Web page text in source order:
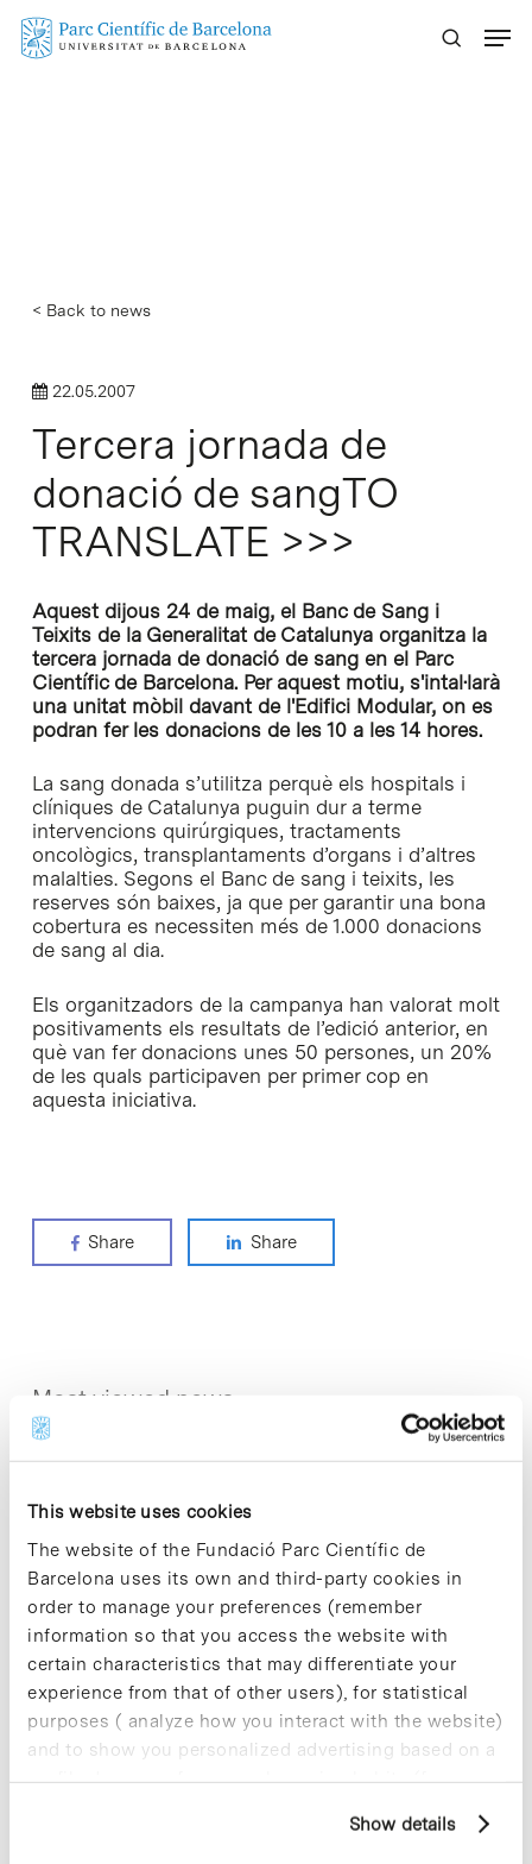
This website uses cookies
The website of the Fundació Parc Científic de
Barcelona uses its own and third-party cookies in
order to manage your preferences (remember
information so that you access the website with
certain characteristics that may differentiate your
experience from that of other users), for statistical
purposes ( analyze how you interact with the website)
and to show you personalized advertising based on a
profile drawn up from your browsing habits (for
cookies, you can consult the website's Cookie Policy.
Show details
Skip
< Back to news
22.05.2007
Tercera jornada de
donació de sangTO
TRANSLATE >>>
Aquest dijous 24 de maig, el Banc de Sang i
Teixits de la Generalitat de Catalunya organitza la
tercera jornada de donació de sang en el Parc
Científic de Barcelona. Per aquest motiu, s'intal·larà
una unitat mòbil davant de l'Edifici Modular, on es
podran fer les donacions de les 10 a les 14 hores.
La sang donada s’utilitza perquè els hospitals i
clíniques de Catalunya puguin dur a terme
intervencions quirúrgiques, tractaments
oncològics, transplantaments d’organs i d’altres
malalties. Segons el Banc de sang i teixits, les
reserves són baixes, ja que per garantir una bona
cobertura es necessiten més de 1.000 donacions
de sang al dia.
Els organitzadors de la campanya han valorat molt
positivaments els resultats de l’edició anterior, en
què van fer donacions unes 50 persones, un 20%
de les quals participaven per primer cop en
aquesta iniciativa.
Share Share
Most viewed news
Collective projects are enriching.
Participate and make the PCB more
sustainable
9 de September de 2025
New life for terrace furniture: reuse of
resources with social impact